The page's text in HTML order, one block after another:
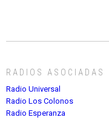
RADIOS ASOCIADAS
Radio Universal
Radio Los Colonos
Radio Esperanza